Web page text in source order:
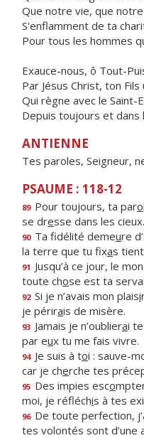
Que notre vie, que
S'enflamment de ta
Pour tous les hommes
Exauce-nous, ô Tout-
Par Jésus Christ, ton Fils
Qui règne avec le Saint-
Depuis toujours et dans
ANTIENNE
Tes paroles, Seigneur,
PSAUME : 118-12
89 Pour toujours, ta paro
se dresse dans les cieux.
90 Ta fidélité demeure
la terre que tu fixas
91 Jusqu’à ce jour, le
toute chose est ta
92 Si je n’avais mon plaisi
je périrais de misère.
93 Jamais je n’oublierai
par eux tu me fais vivre.
94 Je suis à toi : sauve-
car je cherche tes
95 Des impies esco
moi, je réfléchis à tes
96 De toute perfection,
tes volontés sont d’une